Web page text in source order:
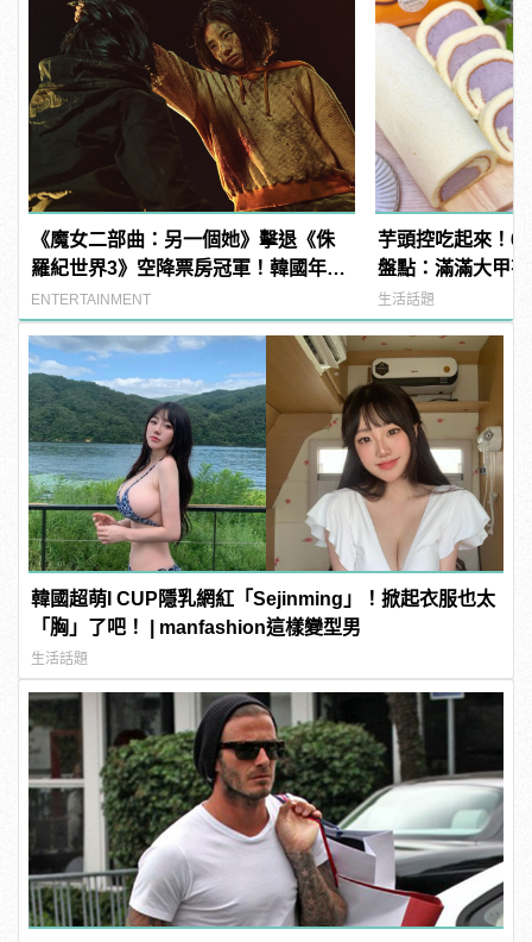
《魔女二部曲：另一個她》擊退《侏
羅紀世界3》空降票房冠軍！韓國年度
爽片！
ENTERTAINMENT
芋頭控吃起來！6
盤點：滿滿大甲
生活話題
韓國超萌I CUP隱乳網紅「Sejinming」！掀起衣服也太
「胸」了吧！ | manfashion這樣變型男
生活話題